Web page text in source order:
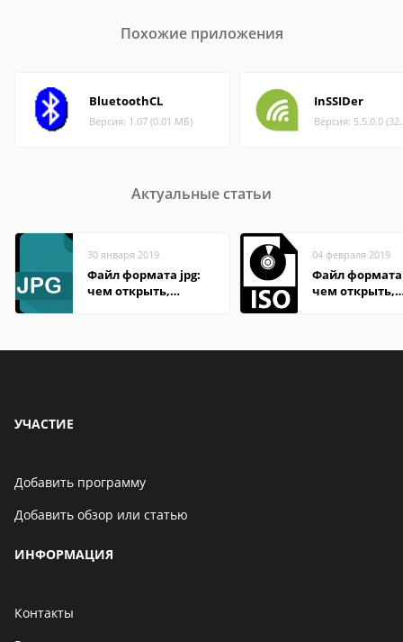
Похожие приложения
BluetoothCL
Версия: 1.07 (0.01 МБ)
InSSIDer
Версия: 5.5.0.0
Актуальные статьи
30 января 2019
Файл формата jpg:
чем открыть,
04 февраля 2019
Файл формата
чем открыть,
УЧАСТИЕ
Добавить программу
Добавить обзор или статью
ИНФОРМАЦИЯ
Контакты